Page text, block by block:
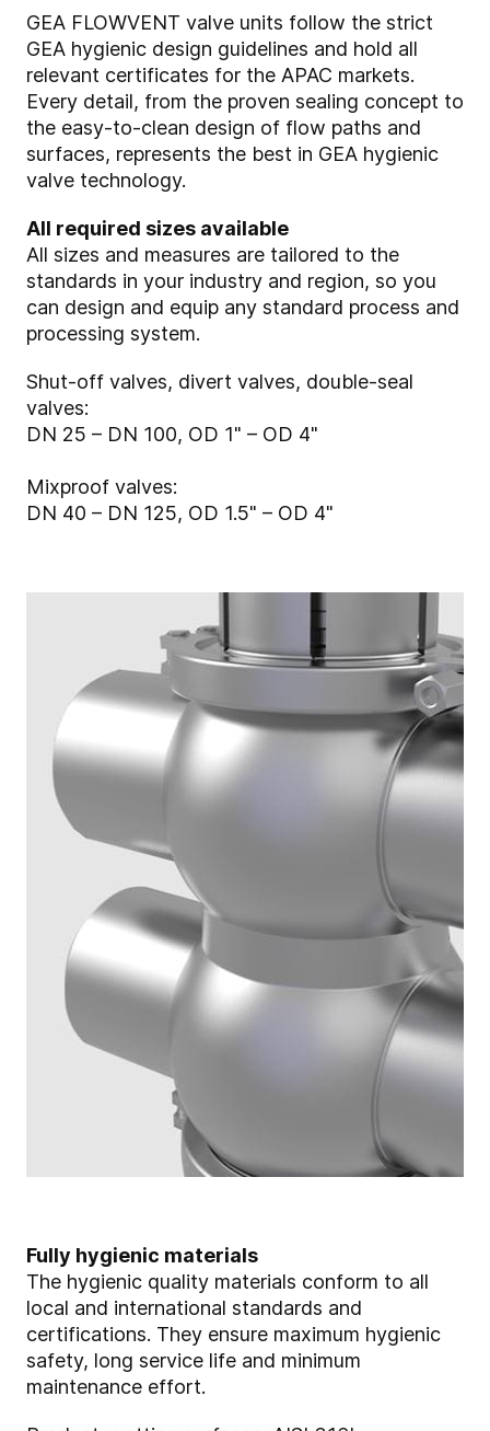
GEA FLOWVENT valve units follow the strict
GEA hygienic design guidelines and hold all
relevant certificates for the APAC markets.
Every detail, from the proven sealing concept to
the easy-to-clean design of flow paths and
surfaces, represents the best in GEA hygienic
valve technology.
All required sizes available
All sizes and measures are tailored to the
standards in your industry and region, so you
can design and equip any standard process and
processing system.
Shut-off valves, divert valves, double-seal
valves:
DN 25 – DN 100, OD 1" – OD 4"
Mixproof valves:
DN 40 – DN 125, OD 1.5" – OD 4"
Fully hygienic materials
The hygienic quality materials conform to all
local and international standards and
certifications. They ensure maximum hygienic
safety, long service life and minimum
maintenance effort.